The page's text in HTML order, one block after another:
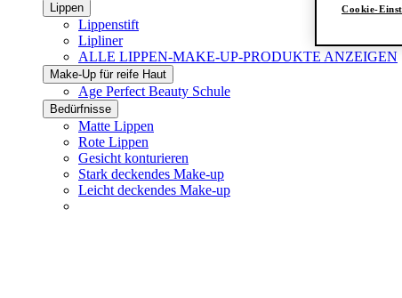
Lippen
Lippenstift
Lipliner
ALLE LIPPEN-MAKE-UP-PRODUKTE ANZEIGEN
Make-Up für reife Haut
Age Perfect Beauty Schule
Bedürfnisse
Matte Lippen
Rote Lippen
Gesicht konturieren
Stark deckendes Make-up
Leicht deckendes Make-up
Cookie-